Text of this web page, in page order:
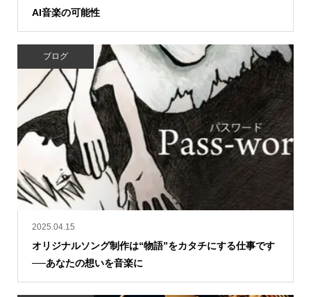
AI音楽の可能性
2025.04.15
オリジナルソング制作は“物語”をカタチにする仕事です
──あなたの想いを音楽に
ブログ